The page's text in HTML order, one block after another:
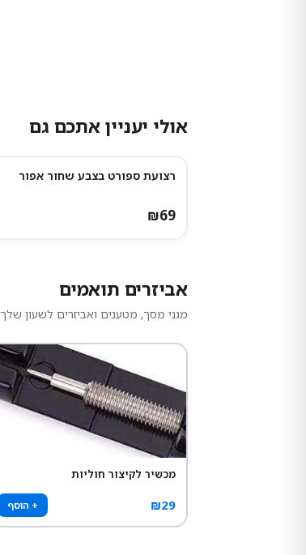
אולי יעניין אתכם גם
רצועת ספורט בצבע שחור אפור
₪69
אביזרים תואמים
מגני מסך, מטענים ואביזרים לשעון שלך
מכשיר לקיצור חוליות
₪29 + הוסף